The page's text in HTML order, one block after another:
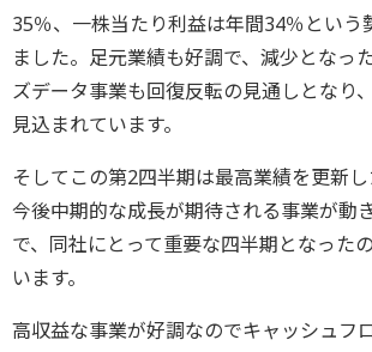
35％、一株当たり利益は年間34％という
ました。足元業績も好調で、減少となっ
ズデータ事業も回復反転の見通しとなり
見込まれています。
そしてこの第2四半期は最高業績を更新し
今後中期的な成長が期待される事業が動
で、同社にとって重要な四半期となった
います。
高収益な事業が好調なのでキャッシュフ